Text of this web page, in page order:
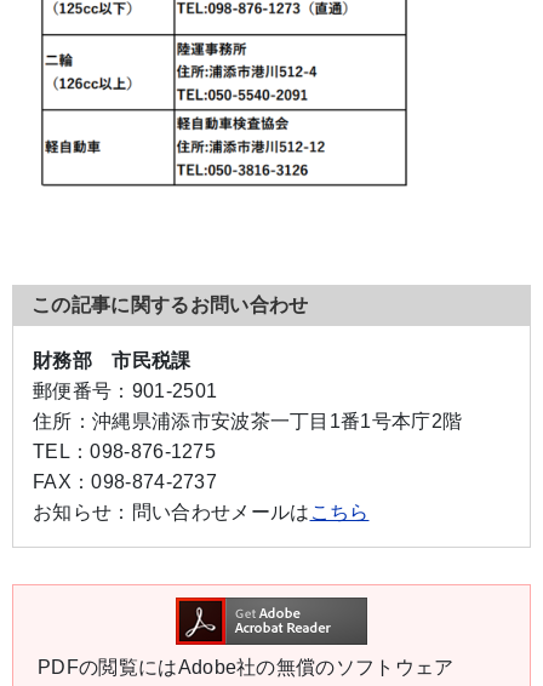
この記事に関するお問い合わせ
財務部 市民税課
郵便番号： 901-2501
住所： 沖縄県浦添市安波茶一丁目1番1号本庁2階
TEL：098-876-1275
FAX：098-874-2737
お知らせ： 問い合わせメールは こちら
PDFの閲覧にはAdobe社の無償のソフトウェア